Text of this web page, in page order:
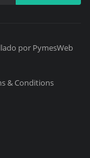
por PymesWeb
& Conditions